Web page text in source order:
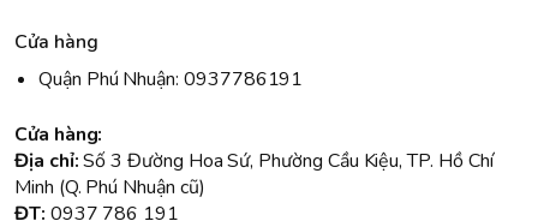
Cửa hàng
Quận Phú Nhuận: 0937786191
Cửa hàng:
Địa chỉ:Số 3 Đường Hoa Sứ, Phường Cầu Kiệu, TP. Hồ Chí
Minh (Q. Phú Nhuận cũ)
ĐT: 0937 786 191